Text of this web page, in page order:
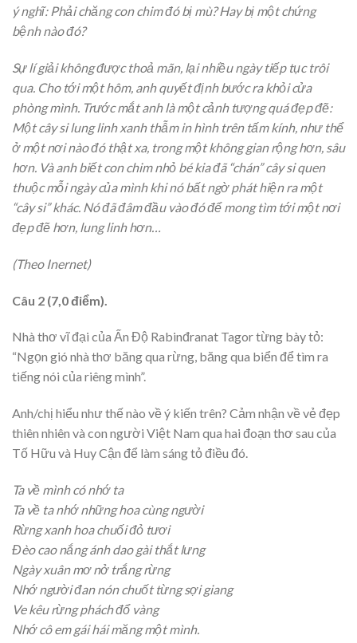
ý nghĩ: Phải chăng con chim đó bị mù? Hay bị một chứng
bệnh nào đó?
Sự lí giải không được thoả mãn, lại nhiều ngày tiếp tục trôi
qua. Cho tới một hôm, anh quyết định bước ra khỏi cửa
phòng mình. Trước mắt anh là một cảnh tượng quá đẹp đẽ:
Một cây si lung linh xanh thẫm in hình trên tấm kính, như thể
ở một nơi nào đó thật xa, trong một không gian rộng hơn, sâu
hơn. Và anh biết con chim nhỏ bé kia đã “chán” cây si quen
thuộc mỗi ngày của mình khi nó bất ngờ phát hiện ra một
“cây si” khác. Nó đã đâm đầu vào đó để mong tìm tới một nơi
đẹp đẽ hơn, lung linh hơn…
(Theo Inernet)
Câu 2 (7,0 điểm).
Nhà thơ vĩ đại của Ấn Độ Rabinđranat Tagor từng bày tỏ:
“Ngọn gió nhà thơ băng qua rừng, băng qua biển để tìm ra
tiếng nói của riêng mình”.
Anh/chị hiểu như thế nào về ý kiến trên? Cảm nhận về vẻ đẹp
thiên nhiên và con người Việt Nam qua hai đoạn thơ sau của
Tố Hữu và Huy Cận để làm sáng tỏ điều đó.
Ta về mình có nhớ ta
Ta về ta nhớ những hoa cùng người
Rừng xanh hoa chuối đỏ tươi
Đèo cao nắng ánh dao gài thắt lưng
Ngày xuân mơ nở trắng rừng
Nhớ người đan nón chuốt từng sợi giang
Ve kêu rừng phách đổ vàng
Nhớ cô em gái hái măng một mình.